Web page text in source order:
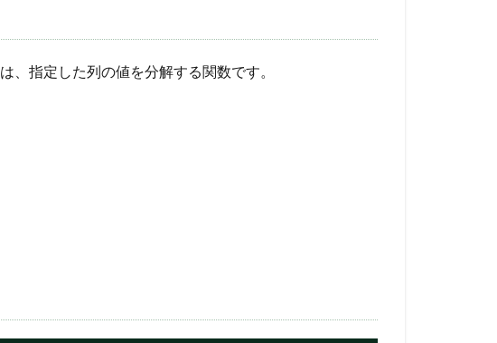
は、指定した列の値を分解する関数です。